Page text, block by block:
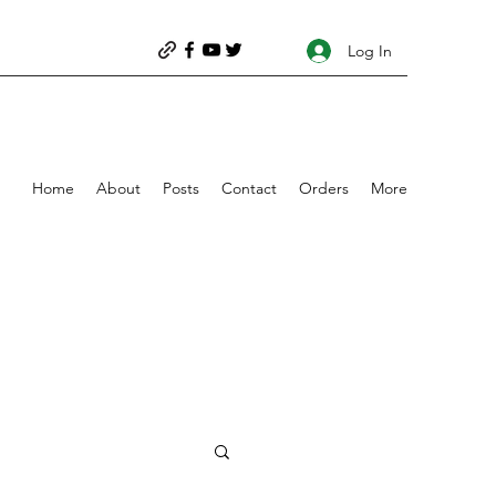
Log In
Home About Posts Contact Orders More